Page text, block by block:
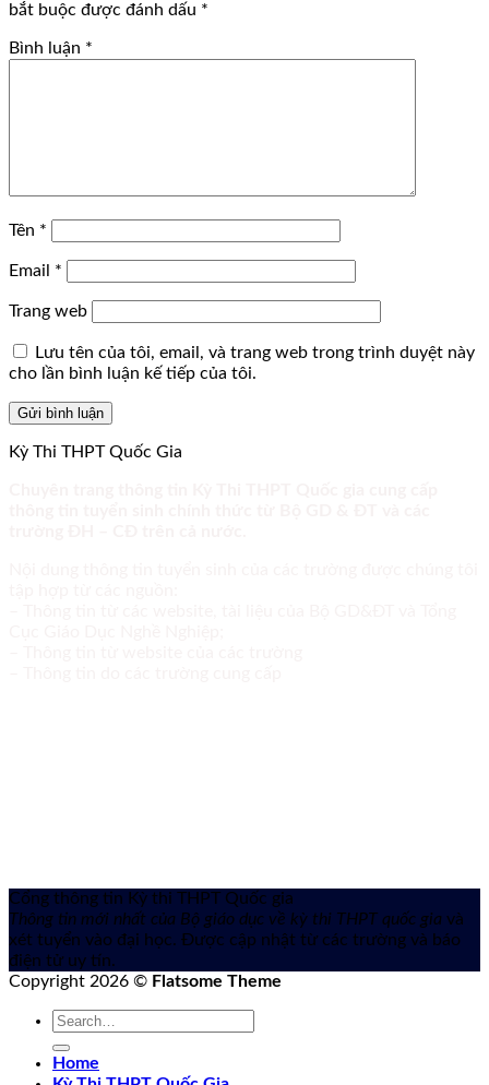
bắt buộc được đánh dấu *
Bình luận *
Tên *
Email *
Trang web
Lưu tên của tôi, email, và trang web trong trình duyệt này
cho lần bình luận kế tiếp của tôi.
Kỳ Thi THPT Quốc Gia
Cổng thông tin Kỳ thi THPT Quốc gia
Thông tin mới nhất của Bộ giáo dục về kỳ thi THPT quốc gia và
xét tuyển vào đại học. Được cập nhật từ các trường và báo
điện tử uy tín.
Copyright 2026 © Flatsome Theme
Home